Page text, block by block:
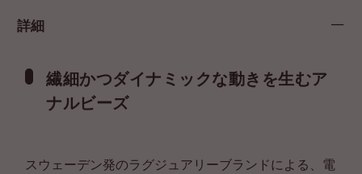
詳細
繊細かつダイナミックな動きを生むア
ナルビーズ
スウェーデン発のラグジュアリーブランドによる、電